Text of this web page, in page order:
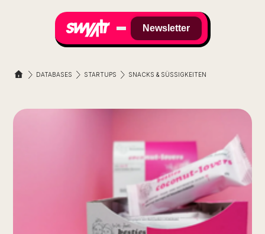
Newsletter
DATABASES STARTUPS SNACKS & SÜSSIGKEITEN